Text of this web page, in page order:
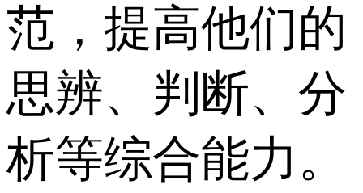
范，提高他们的
思辨、判断、分
析等综合能力。